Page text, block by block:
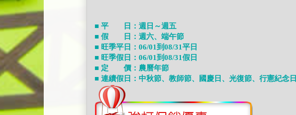
■ 平 日：週日～週五
■ 假 日：週六、端午節
■ 旺季平日：06/01到08/31平日
■ 旺季假日：06/01到08/31假日
■ 定 價：農曆年節
■ 連續假日：中秋節、教師節、國慶日、光復節、行憲紀念